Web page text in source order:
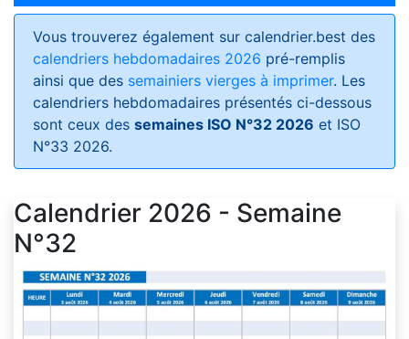
Vous trouverez également sur calendrier.best des
calendriers hebdomadaires 2026 pré-remplis
ainsi que des semainiers vierges à imprimer. Les
calendriers hebdomadaires présentés ci-dessous
sont ceux des semaines ISO N°32 2026 et ISO
N°33 2026.
Calendrier 2026 - Semaine
N°32